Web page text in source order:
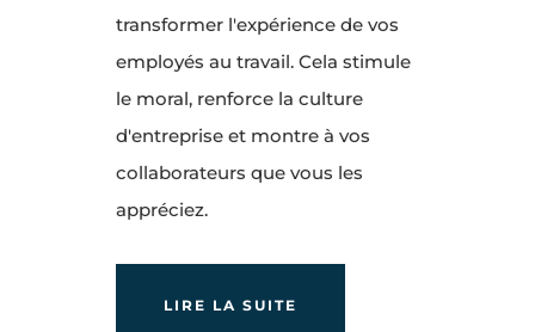
transformer l'expérience de vos
employés au travail. Cela stimule
le moral, renforce la culture
d'entreprise et montre à vos
collaborateurs que vous les
appréciez.
LIRE LA SUITE